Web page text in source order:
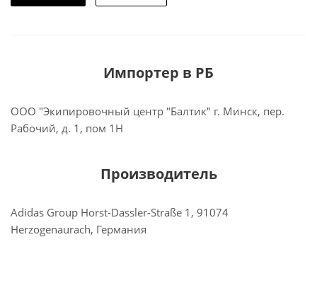
Импортер в РБ
ООО "Экипировочный центр "Балтик" г. Минск, пер.
Рабочий, д. 1, пом 1Н
Производитель
Adidas Group Horst-Dassler-Straße 1, 91074
Herzogenaurach, Германия